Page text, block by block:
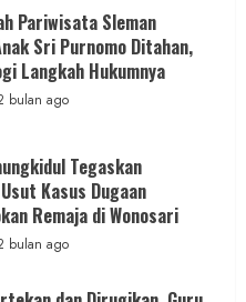
Pariwisata Sleman
Sri Purnomo Ditahan,
Langkah Hukumnya
bulan ago
Tegaskan
Kasus Dugaan
Remaja di Wonosari
bulan ago